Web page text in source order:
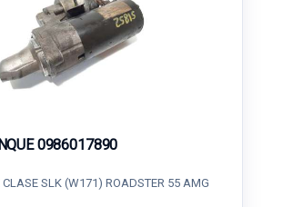
0986017890
CLASE SLK (W171) ROADSTER 55 AMG